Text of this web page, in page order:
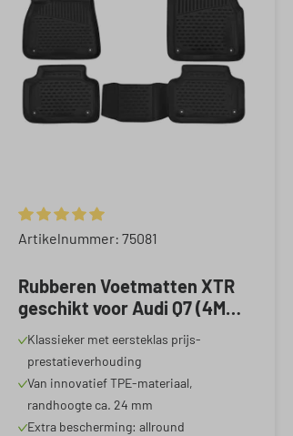
Gemiddelde waardering van 5 van 5 sterren
Artikelnummer: 75081
Rubberen Voetmatten XTR
geschikt voor Audi Q7 (4MB,
4MG) 2015-Vandaag
Klassieker met eersteklas prijs-
prestatieverhouding
Van innovatief TPE-materiaal,
randhoogte ca. 24 mm
Extra bescherming: allround